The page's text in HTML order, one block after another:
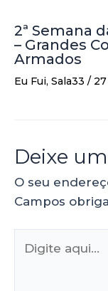
2ª Semana
– Grandes
Armados
Eu Fui, Sala33 /
Deixe
O seu
Campos